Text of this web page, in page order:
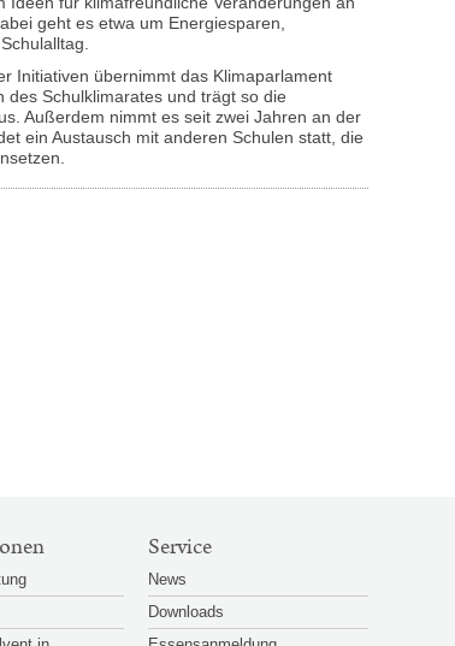
geht es etwa um Energiesparen,
Initiativen übernimmt das Klimaparlament
Schulklimarates und trägt so die
Außerdem nimmt es seit zwei Jahren an der
ein Austausch mit anderen Schulen statt, die
Service
News
Downloads